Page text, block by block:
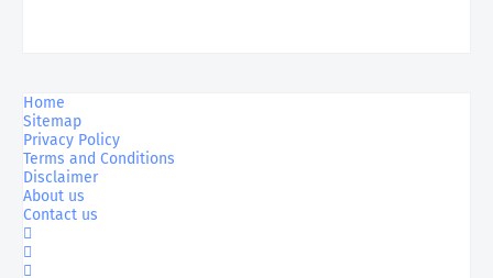
Home
Sitemap
Privacy Policy
Terms and Conditions
Disclaimer
About us
Contact us